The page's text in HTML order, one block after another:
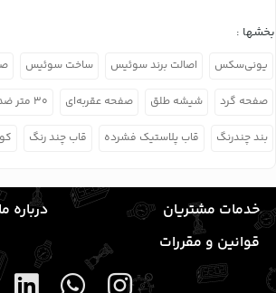
بخشها :
یونی‌سکس اصالت برند سوئیس ساخت سوئیس
صفحه گرد شیشه طلق صفحه عقربه‌ای ۳۰ متر ضد آب
بند چندرنگ قاب پلاستیک فشرده قاب چند رنگ
خدمات مشتریان
درباره ما
قوانین و مقررات